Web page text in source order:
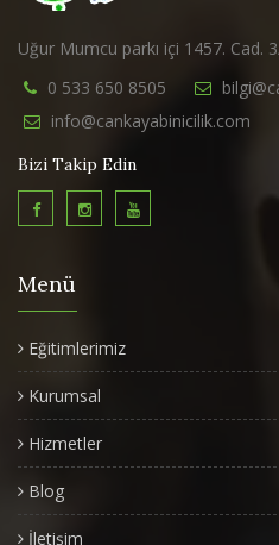
Uğur Mumcu parkı içi 1457. Cad.
0 533 650 8505
info@cankayabinicilik.com
Bizi Takip Edin
Menü
Eğitimlerimiz
Kurumsal
Hizmetler
Blog
İletişim